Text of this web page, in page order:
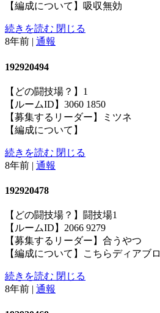
【編成について】吸収無効
続きを読む 閉じる
8年前 | 通報
192920494
【どの闘技場？】1
【ルームID】3060 1850
【募集するリーダー】ミツネ
【編成について】
続きを読む 閉じる
8年前 | 通報
192920478
【どの闘技場？】闘技場1
【ルームID】2066 9279
【募集するリーダー】合うやつ
【編成について】こちらディアブロ
続きを読む 閉じる
8年前
通報